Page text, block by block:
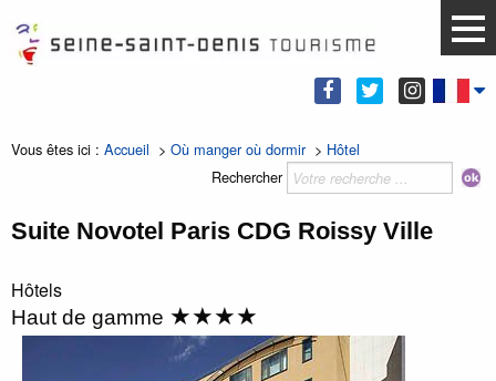
Vous êtes ici : Accueil > Où manger où dormir> Hôtel
Rechercher
Suite Novotel Paris CDG Roissy Ville
Hôtels
Haut de gamme ★★★★